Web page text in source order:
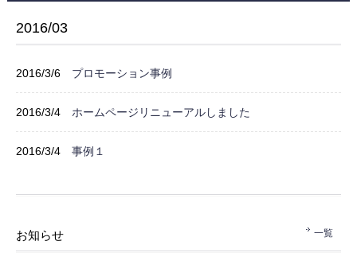
2016/03
2016/3/6 プロモーション事例
2016/3/4 ホームページリニューアルしました
2016/3/4 事例１
お知らせ 一覧